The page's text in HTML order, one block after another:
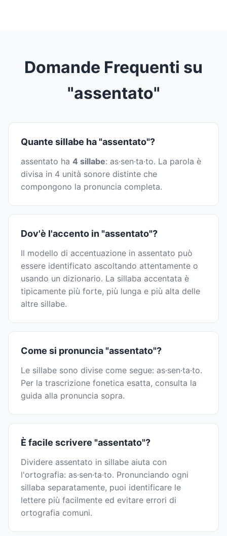
Domande Frequenti su
"assentato"
Quante sillabe ha "assentato"?
assentato ha 4 sillabe: as·sen·ta·to. La parola è
divisa in 4 unità sonore distinte che
compongono la pronuncia completa.
Dov'è l'accento in "assentato"?
Il modello di accentuazione in assentato può
essere identificato ascoltando attentamente o
usando un dizionario. La sillaba accentata è
tipicamente più forte, più lunga e più alta delle
altre sillabe.
Come si pronuncia "assentato"?
Le sillabe sono divise come segue: as·sen·ta·to.
Per la trascrizione fonetica esatta, consulta la
guida alla pronuncia sopra.
È facile scrivere "assentato"?
Dividere assentato in sillabe aiuta con
l'ortografia: as·sen·ta·to. Pronunciando ogni
sillaba separatamente, puoi identificare le
lettere più facilmente ed evitare errori di
ortografia comuni.